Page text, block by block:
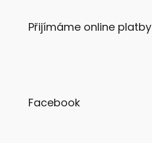
Přijímáme online platby
Facebook